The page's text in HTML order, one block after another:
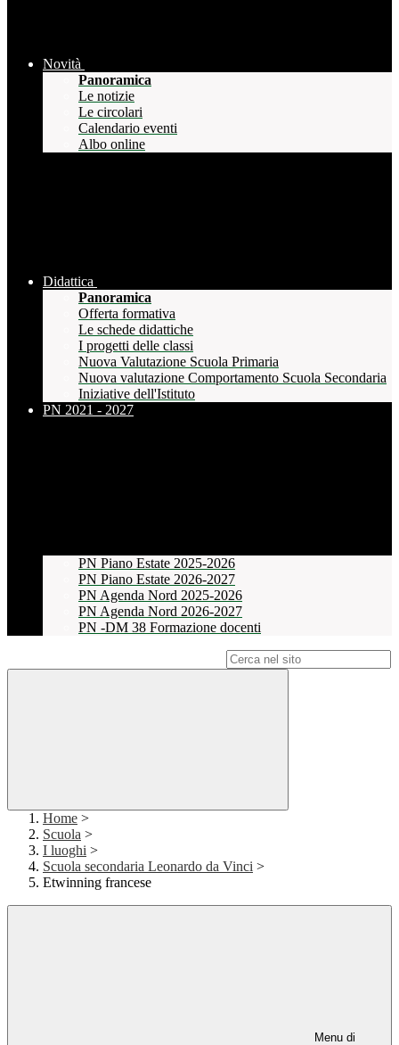
Novità
Panoramica
Le notizie
Le circolari
Calendario eventi
Albo online
Didattica
Panoramica
Offerta formativa
Le schede didattiche
I progetti delle classi
Nuova Valutazione Scuola Primaria
Nuova valutazione Comportamento Scuola Secondaria
Iniziative dell'Istituto
PN 2021 - 2027
PN Piano Estate 2025-2026
PN Piano Estate 2026-2027
PN Agenda Nord 2025-2026
PN Agenda Nord 2026-2027
PN -DM 38 Formazione docenti
Home >
Scuola >
I luoghi >
Scuola secondaria Leonardo da Vinci >
Etwinning francese
Menu di